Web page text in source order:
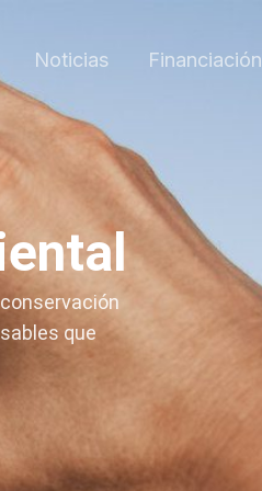
Noticias Financiación
que